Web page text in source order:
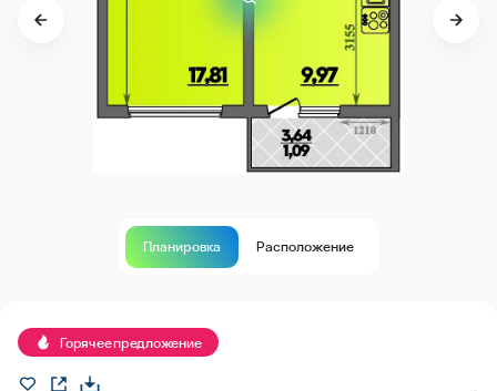
Планировка Расположение
Горячее предложение